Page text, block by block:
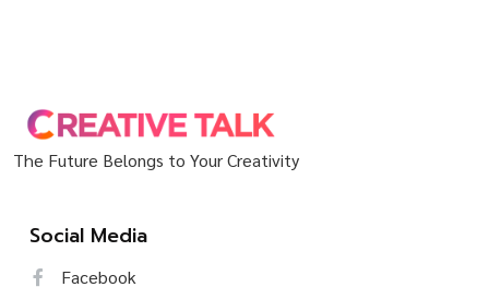
The Future Belongs to Your Creativity
Social Media
Facebook